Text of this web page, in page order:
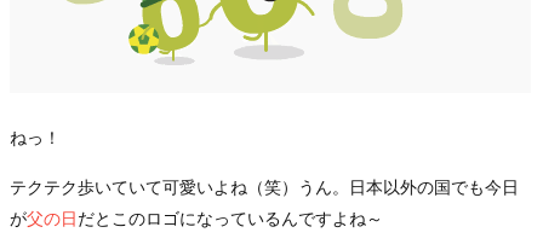
ねっ！
テクテク歩いていて可愛いよね（笑）うん。日本以外の国でも今日
が父の日だとこのロゴになっているんですよね～